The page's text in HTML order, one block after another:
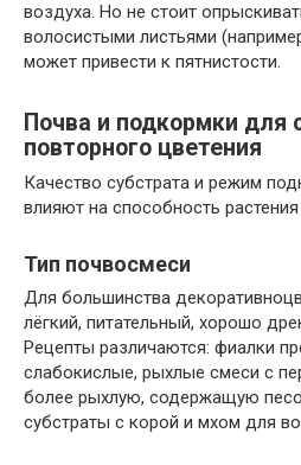
воздуха. Но не стоит
волосистыми листьями
может привести к пятнистости.
Почва и подкормки для
повторного цветения
Качество субстрата и режим
влияют на способность
Тип почвосмеси
Для большинства
лёгкий, питательный, хорошо
Рецепты различаются: фиалки
слабокислые, рыхлые смеси с
более рыхлую, содержащую
субстраты с корой и мхом для